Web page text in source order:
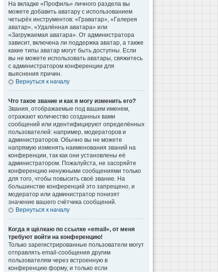
На вкладке «Профиль» личного раздела вы
можете добавить аватару с использованием
четырёх инструментов: «Граватар», «Галерея
аватар», «Удалённая аватара» или
«Загружаемая аватара». От администратора
зависит, включена ли поддержка аватар, а также
какие типы аватар могут быть доступны. Если
вы не можете использовать аватары, свяжитесь
с администратором конференции для
выяснения причин.
Вернуться к началу
Что такое звание и как я могу изменить его?
Звания, отображаемые под вашим именем,
отражают количество созданных вами
сообщений или идентифицируют определённых
пользователей: например, модераторов и
администраторов. Обычно вы не можете
напрямую изменять наименования званий на
конференции, так как они установлены её
администратором. Пожалуйста, не засоряйте
конференцию ненужными сообщениями только
для того, чтобы повысить своё звание. На
большинстве конференций это запрещено, и
модератор или администратор понизят
значение вашего счётчика сообщений.
Вернуться к началу
Когда я щёлкаю по ссылке «email», от меня
требуют войти на конференцию!
Только зарегистрированные пользователи могут
отправлять email-сообщения другим
пользователям через встроенную в
конференцию форму, и только если